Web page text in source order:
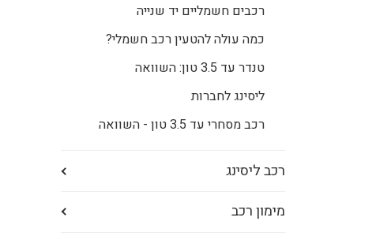
רכבים חשמליים יד שנייה
כמה עולה להטעין רכב חשמלי?
טנדר עד 3.5 טון: השוואה
ליסינג לחברות
רכב מסחרי עד 3.5 טון - השוואה
רכב ליסינג
מימון רכב